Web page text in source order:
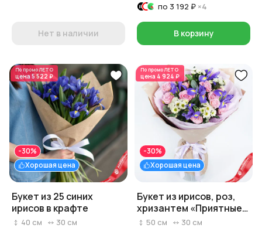
Нет в наличии
по 3 192 ₽ ×4
В корзину
По промоЛЕТО
цена5 522 ₽
Хорошая цена
-30%
Букет из 25 синих
ирисов в крафте
40 см 30 см
По промоЛЕТО
цена 4 924 ₽
Хорошая цена
-30%
Букет из ирисов, роз,
хризантем «Приятные
воспоминания»
50 см 30 см